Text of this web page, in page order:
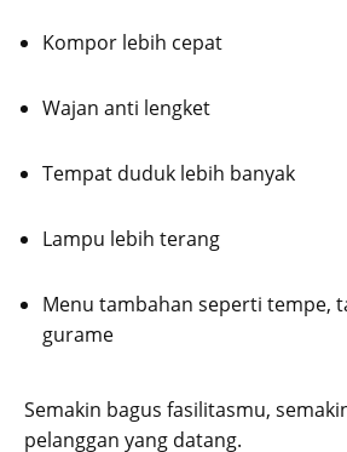
Kompor lebih cepat
Wajan anti lengket
Tempat duduk lebih banyak
Lampu lebih terang
Menu tambahan seperti tempe,
gurame
Semakin bagus fasilitasmu,
pelanggan yang datang.